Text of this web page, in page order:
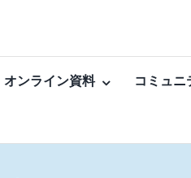
オンライン資料 コミュニ